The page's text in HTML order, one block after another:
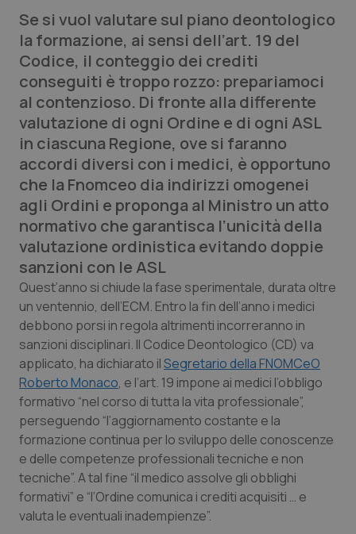
Lettere al direttore
Edizioni Regionali
QS Pro
Professionisti Sanitari.AI
Abruzzo
Basilicata
Calabria
Campania
Emilia-Romagna
Friuli Venezia Giulia
Lazio
Liguria
Lombardia
QS Pro Gold
Artrite & artrosi
Asma & BPCO
Car-T
Colesterolo & coronaropatie
Dermatite Atopica
Diabete & glucometri
Disturbi dell’umore
Dolore
QS Club Newsletter
Se si vuol valutare sul piano deontologico
la formazione, ai sensi dell’art. 19 del
Codice, il conteggio dei crediti
conseguiti è troppo rozzo: prepariamoci
al contenzioso. Di fronte alla differente
valutazione di ogni Ordine e di ogni ASL
in ciascuna Regione, ove si faranno
accordi diversi con i medici, è opportuno
che la Fnomceo dia indirizzi omogenei
agli Ordini e proponga al Ministro un atto
normativo che garantisca l’unicità della
valutazione ordinistica evitando doppie
sanzioni con le ASL
Quest’anno si chiude la fase sperimentale, durata oltre
un ventennio, dell’ECM. Entro la fin dell’anno i medici
debbono porsi in regola altrimenti incorreranno in
sanzioni disciplinari. Il Codice Deontologico (CD) va
applicato, ha dichiarato ilSegretario della FNOMCeO
Roberto Monaco, e l’art. 19 impone ai medici l’obbligo
formativo “nel corso di tutta la vita professionale”,
perseguendo “l’aggiornamento costante e la
formazione continua per lo sviluppo delle conoscenze
e delle competenze professionali tecniche e non
tecniche”. A tal fine “il medico assolve gli obblighi
formativi” e “l’Ordine comunica i crediti acquisiti … e
valuta le eventuali inadempienze”.